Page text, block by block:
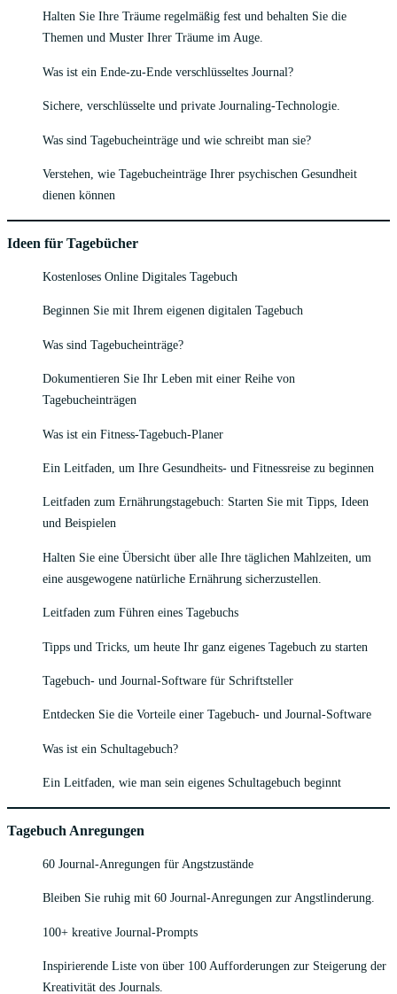
Halten Sie Ihre Träume regelmäßig fest und behalten Sie die
Themen und Muster Ihrer Träume im Auge.
Was ist ein Ende-zu-Ende verschlüsseltes Journal?
Sichere, verschlüsselte und private Journaling-Technologie.
Was sind Tagebucheinträge und wie schreibt man sie?
Verstehen, wie Tagebucheinträge Ihrer psychischen Gesundheit
dienen können
Ideen für Tagebücher
Kostenloses Online Digitales Tagebuch
Beginnen Sie mit Ihrem eigenen digitalen Tagebuch
Was sind Tagebucheinträge?
Dokumentieren Sie Ihr Leben mit einer Reihe von
Tagebucheinträgen
Was ist ein Fitness-Tagebuch-Planer
Ein Leitfaden, um Ihre Gesundheits- und Fitnessreise zu beginnen
Leitfaden zum Ernährungstagebuch: Starten Sie mit Tipps, Ideen
und Beispielen
Halten Sie eine Übersicht über alle Ihre täglichen Mahlzeiten, um
eine ausgewogene natürliche Ernährung sicherzustellen.
Leitfaden zum Führen eines Tagebuchs
Tipps und Tricks, um heute Ihr ganz eigenes Tagebuch zu starten
Tagebuch- und Journal-Software für Schriftsteller
Entdecken Sie die Vorteile einer Tagebuch- und Journal-Software
Was ist ein Schultagebuch?
Ein Leitfaden, wie man sein eigenes Schultagebuch beginnt
Tagebuch Anregungen
60 Journal-Anregungen für Angstzustände
Bleiben Sie ruhig mit 60 Journal-Anregungen zur Angstlinderung.
100+ kreative Journal-Prompts
Inspirierende Liste von über 100 Aufforderungen zur Steigerung der
Kreativität des Journals.